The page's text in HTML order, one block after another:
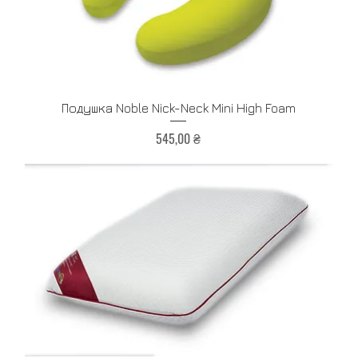
Быстрый просмотр
Подушка Noble Nick-Neck Mini High Foam
Цена
545,00 ₴